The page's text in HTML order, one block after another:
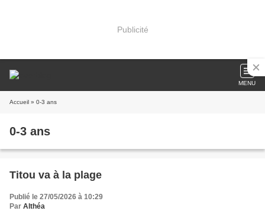
Publicité
MENU
Accueil » 0-3 ans
0-3 ans
Titou va à la plage
Publié le 27/05/2026 à 10:29
Par Althéa